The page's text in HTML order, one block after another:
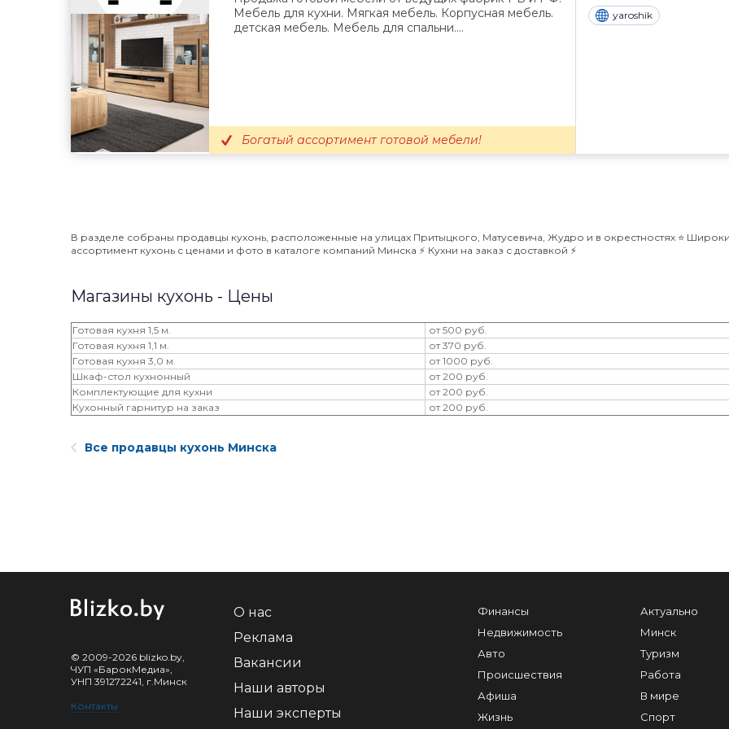
yaroshik
Мебель для кухни. Мягкая мебель. Корпусная мебель.
детская мебель. Мебель для спальни....
Богатый ассортимент готовой мебели!
В разделе собраны продавцы кухонь, расположенные на улицах Притыцкого, Матусевича, Жудро и в окрестностях ⭐️
ассортимент кухонь с ценами и фото в каталоге компаний Минска ⚡️ Кухни на заказ с доставкой ⚡️
Магазины кухонь - Цены
Готовая кухня 1,5 м.
от 500 руб.
Готовая кухня 1,1 м.
от 370 руб.
Готовая кухня 3,0 м.
от 1000 руб.
Шкаф-стол кухнонный
от 200 руб.
Комплектующие для кухни
от 200 руб.
Кухонный гарнитур на заказ
от 200 руб.
Все продавцы кухонь Минска
© 2009-2026 blizko.by,
ЧУП «БарокМедиа»,
УНП 391272241, г.Минск
Контакты
О нас
Реклама
Вакансии
Наши авторы
Наши эксперты
Финансы
Недвижимость
Авто
Происшествия
Афиша
Жизнь
Актуально
Минск
Туризм
Работа
В мире
Спорт